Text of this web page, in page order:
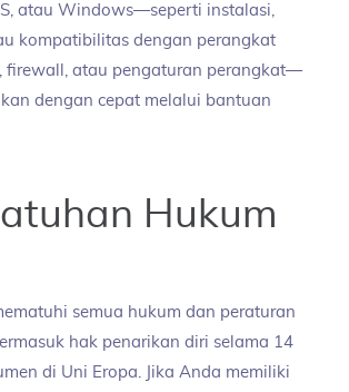
atau Windows—seperti instalasi,
kompatibilitas dengan perangkat
firewall, atau pengaturan perangkat—
dengan cepat melalui bantuan
Hukum
semua hukum dan peraturan
hak penarikan diri selama 14
di Uni Eropa. Jika Anda memiliki